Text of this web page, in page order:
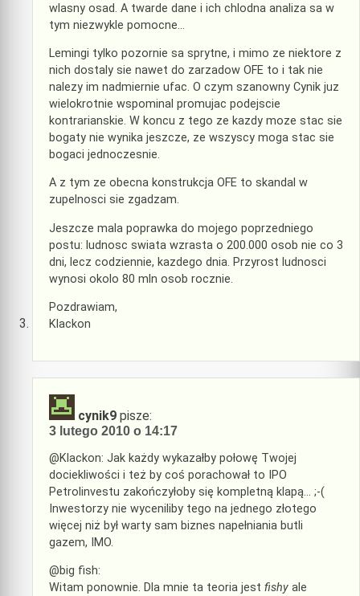
wlasny osad. A twarde dane i ich chlodna analiza sa w
tym niezwykle pomocne…
Lemingi tylko pozornie sa sprytne, i mimo ze niektore z
nich dostaly sie nawet do zarzadow OFE to i tak nie
nalezy im nadmiernie ufac. O czym szanowny Cynik juz
wielokrotnie wspominal promujac podejscie
kontrarianskie. W koncu z tego ze kazdy moze stac sie
bogaty nie wynika jeszcze, ze wszyscy moga stac sie
bogaci jednoczesnie.
A z tym ze obecna konstrukcja OFE to skandal w
zupelnosci sie zgadzam.
Jeszcze mala poprawka do mojego poprzedniego
postu: ludnosc swiata wzrasta o 200.000 osob nie co 3
dni, lecz codziennie, kazdego dnia. Przyrost ludnosci
wynosi okolo 80 mln osob rocznie.
Pozdrawiam,
Klackon
cynik9 pisze:
3 lutego 2010 o 14:17
@Klackon: Jak każdy wykazałby połowę Twojej
dociekliwości i też by coś porachował to IPO
Petrolinvestu zakończyłoby się kompletną klapą… ;-(
Inwestorzy nie wyceniliby tego na jednego złotego
więcej niż był warty sam biznes napełniania butli
gazem, IMO.
@big fish:
Witam ponownie. Dla mnie ta teoria jest fishy ale